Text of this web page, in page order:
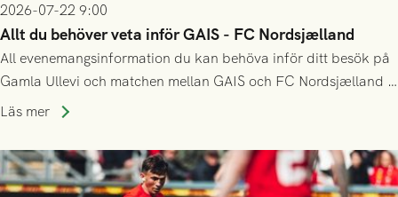
2026-07-22 9:00
Allt du behöver veta inför GAIS - FC Nordsjælland
All evenemangsinformation du kan behöva inför ditt besök på
Gamla Ullevi och matchen mellan GAIS och FC Nordsjælland i
kvalet till Conference League! Avspark kl 19.00 på torsdag
Läs mer